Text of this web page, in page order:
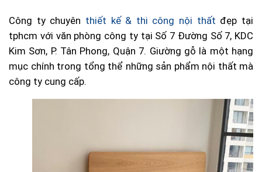
Công ty chuyên thiết kế & thi công nội thất đẹp tại
tphcm với văn phòng công ty tại Số 7 Đường Số 7, KDC
Kim Sơn, P. Tân Phong, Quận 7. Giường gỗ là một hạng
mục chính trong tổng thể những sản phẩm nội thất mà
công ty cung cấp.